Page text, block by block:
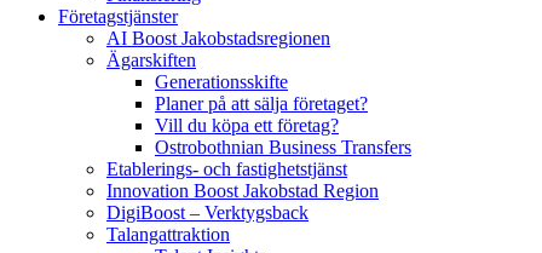
Företagstjänster
AI Boost Jakobstadsregionen
Ägarskiften
Generationsskifte
Planer på att sälja företaget?
Vill du köpa ett företag?
Ostrobothnian Business Transfers
Etablerings- och fastighetstjänst
Innovation Boost Jakobstad Region
DigiBoost – Verktygsback
Talangattraktion